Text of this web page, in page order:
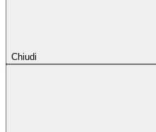
Chiudi